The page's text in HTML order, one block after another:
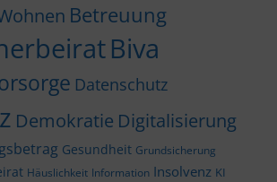
Betreuung
Biva
Datenschutz
Demokratie Digitalisierung
Gesundheit Grundsicherung
Häuslichkeit Information Insolvenz KI